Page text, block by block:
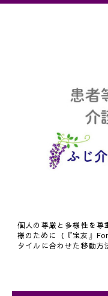
個人の尊厳と多様性を尊
様のために（『宝友』
タイルに合わせた移動